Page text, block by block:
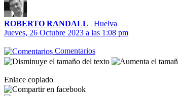
ROBERTO RANDALL | Huelva
Jueves, 26 Octubre 2023 a las 1:08 pm
Comentarios
Enlace copiado